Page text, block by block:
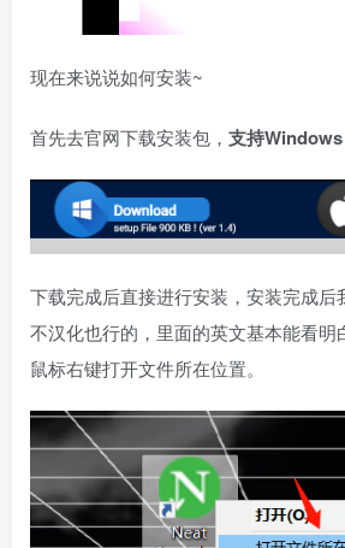
现在来说说如何安装~
首先去官网下载安装包， 支持
下载完成后直接进行安装，安装完成后
不汉化也行的，里面的英文基本能看明
鼠标右键打开文件所在位置。